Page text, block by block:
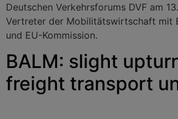
Deutschen Verkehrsforums DVF am
Vertreter der Mobilitätswirtschaft mit
und EU-Kommission.
BALM: slight
freight transport